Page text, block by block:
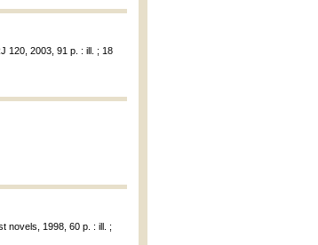
120, 2003, 91 p. : ill. ; 18
novels, 1998, 60 p. : ill. ;